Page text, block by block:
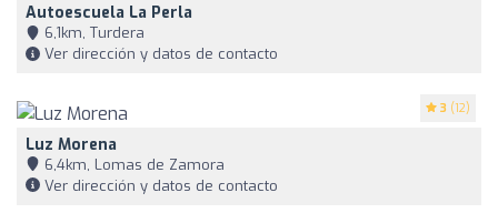
Autoescuela La Perla
6,1km, Turdera
Ver dirección y datos de contacto
3 (12)
Luz Morena
6,4km, Lomas de Zamora
Ver dirección y datos de contacto